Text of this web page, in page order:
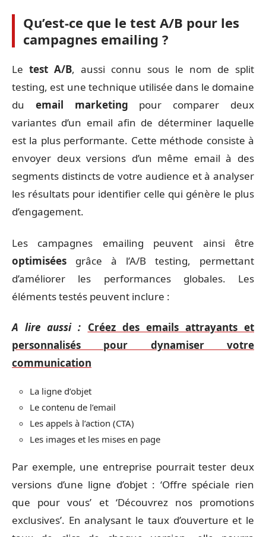
Qu’est-ce que le test A/B pour les
campagnes emailing ?
Le test A/B, aussi connu sous le nom de split
testing, est une technique utilisée dans le domaine
du email marketing pour comparer deux
variantes d’un email afin de déterminer laquelle
est la plus performante. Cette méthode consiste à
envoyer deux versions d’un même email à des
segments distincts de votre audience et à analyser
les résultats pour identifier celle qui génère le plus
d’engagement.
Les campagnes emailing peuvent ainsi être
optimisées grâce à l’A/B testing, permettant
d’améliorer les performances globales. Les
éléments testés peuvent inclure :
A lire aussi : Créez des emails attrayants et
personnalisés pour dynamiser votre
communication
La ligne d’objet
Le contenu de l’email
Les appels à l’action (CTA)
Les images et les mises en page
Par exemple, une entreprise pourrait tester deux
versions d’une ligne d’objet : ‘Offre spéciale rien
que pour vous’ et ‘Découvrez nos promotions
exclusives’. En analysant le taux d’ouverture et le